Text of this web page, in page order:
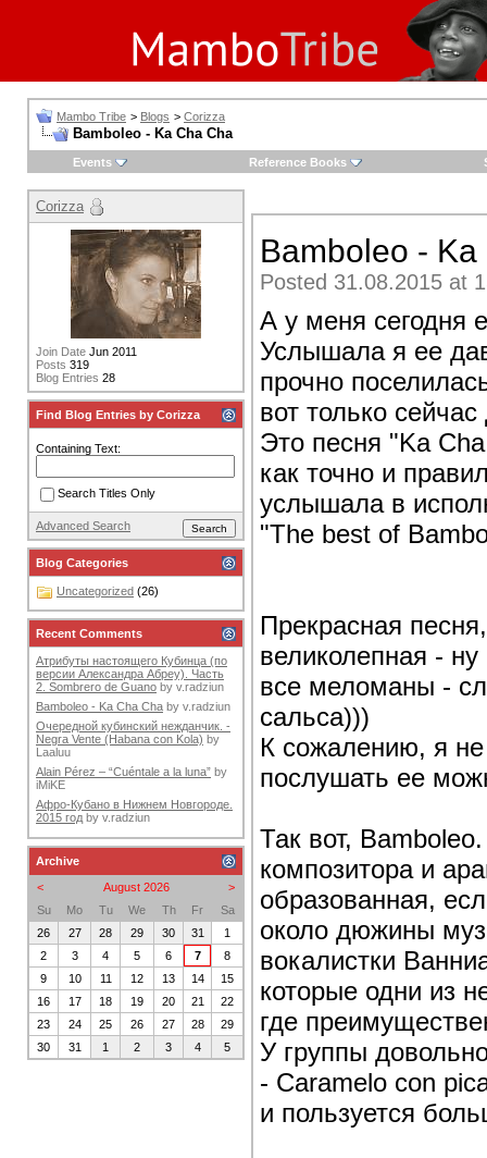
Mambo Tribe > Blogs > Corizza
Bamboleo - Ka Cha Cha
Events Reference Books
Bamboleo -
Posted 31.08.2015 at
А у меня сегодня
Услышала я ее
прочно
вот только
Это песня "Ka
как точно и
услышала в
"The best of
Прекрасная
великолепная -
все меломаны -
сальса)))
К сожалению, я
послушать ее
Так вот,
композитора и
образованная,
около дюжины
вокалистки
которые одни из
где
У группы
- Caramelo con
и пользуется
Corizza
Join Date Jun 2011
Posts 319
Blog Entries 28
Find Blog Entries by Corizza
Containing Text:
Search Titles Only
Advanced Search
Blog Categories
Uncategorized (26)
Recent Comments
Атрибуты настоящего Кубинца (по
версии Александра Абреу). Часть
2. Sombrero de Guano by v.radziun
Bamboleo - Ka Cha Cha by v.radziun
Очередной кубинский нежданчик. -
Negra Vente (Habana con Kola) by
Laaluu
Alain Pérez – “Cuéntale a la luna” by
iMiKE
Афро-Кубано в Нижнем Новгороде.
2015 год by v.radziun
Archive
<
>
August 2026
Su
Mo Tu We Th Fr
Sa
26
27 28 29 30 31
1
2
3 4 5 6 7
8
9
10 11 12 13 14
15
16
17 18 19 20 21
22
23
24 25 26 27 28
29
30
31 1 2 3 4 5